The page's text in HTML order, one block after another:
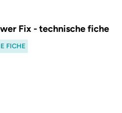
Fix - technische fiche
FICHE